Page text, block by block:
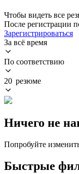
Чтобы видеть все
После регистрации
Зарегистрироваться
За всё время
По соответствию
20 резюме
Ничего не
Попробуйте
Быстрые